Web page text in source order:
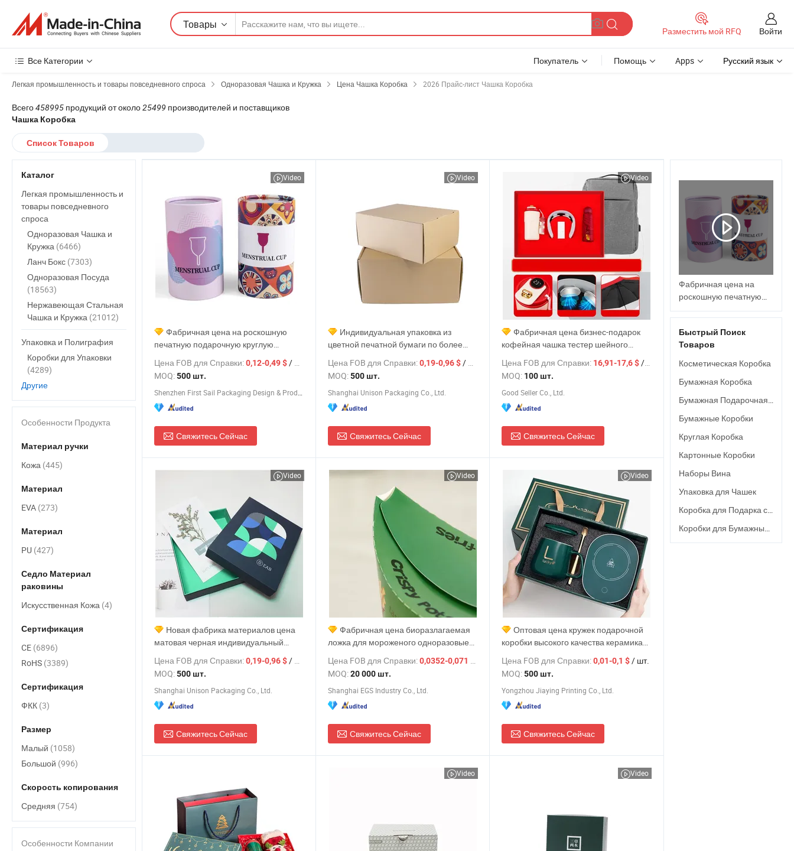
Товары
Разместить мой RFQ Войти
Все Категории Покупатель Помощь Apps Русский язык
Легкая промышленность и товары повседневного спроса Одноразовая Чашка и Кружка Цена Чашка Коробка 2026 Прайс-лист Чашка Коробка
Всего458995 продукций от около25499 производителей и поставщиков
Чашка Коробка
Список Товаров
Video
Фабричная цена на роскошную
печатную подарочную круглую
цилиндрической бумажной коробки с
ПВХ-окном для периодической
силиконовой менструальной чаши
продукта личной гигиены
Цена FOB для Справки:0,12-0,49 $/ шт.
MOQ:500 шт.
Свяжитесь Сейчас
Video
Индивидуальная упаковка из
цветной печатной бумаги по более
низкой цене для стеклянной чашки
Цена FOB для Справки:0,19-0,96 $/ шт.
MOQ:500 шт.
Shanghai Unison Packaging Co., Ltd.
Свяжитесь Сейчас
Video
Фабричная цена бизнес-подарок
кофейная чашка тестер шейного
коробка
Цена FOB для Справки: 16,91-17,6 $/ шт.
MOQ: 100 шт.
Good Seller Co., Ltd.
Свяжитесь Сейчас
Video
Новая фабрика материалов цена
матовая черная индивидуальный
дизайн чашки картонная упаковка
коробки для отправки крышка и
основание подарочная коробка
Цена FOB для Справки:0,19-0,96 $/ шт.
MOQ:500 шт.
Shanghai Unison Packaging Co., Ltd.
Свяжитесь Сейчас
Video
Фабричная цена биоразлагаемая
ложка для мороженого одноразовые
фри
Цена FOB для Справки:0,0352-0,071 $
/ шт.
MOQ:20 000 шт.
Shanghai EGS Industry Co., Ltd.
Свяжитесь Сейчас
Video
Оптовая цена кружек подарочной
коробки высокого качества керамика
марка гофрированная бумажная
коробка ящик для чая с кофейной
чашкой картонная упаковка
Цена FOB для Справки:0,01-0,1 $/ шт.
MOQ:500 шт.
Yongzhou Jiaying Printing Co., Ltd.
Свяжитесь Сейчас
Video Video
Фабричная цена на
роскошную печатную
подарочную круглую
картонную трубку
упаковки
цилиндрической
бумажной коробки с
периодической
силиконовой
менструальной чаши
продукта личной
гигиены
Быстрый Поиск
Товаров
Косметическая Коробка
Бумажная Коробка
Бумажная Подарочная Коробка
Бумажные Коробки
Круглая Коробка
Картонные Коробки
Наборы Вина
Упаковка для Чашек
Коробка для Подарка с Чашкой
Коробки для Бумажных Стаканов
Каталог
Легкая промышленность и
товары повседневного
спроса
Одноразовая Чашка и
Кружка (6466)
Ланч Бокс (7303)
Одноразовая Посуда
(18563)
Нержавеющая Стальная
Чашка и Кружка (21012)
Упаковка и Полиграфия
Коробки для Упаковки
(4289)
Другие
Особенности Продукта
Материал ручки
Кожа (445)
Материал
EVA (273)
Материал
PU (427)
Седло Материал
раковины
Искусственная Кожа (4)
Сертификация
CE (6896)
RoHS (3389)
Сертификация
ФКК (3)
Размер
Малый (1058)
Большой (996)
Скорость копирования
Средняя (754)
Особенности Компании